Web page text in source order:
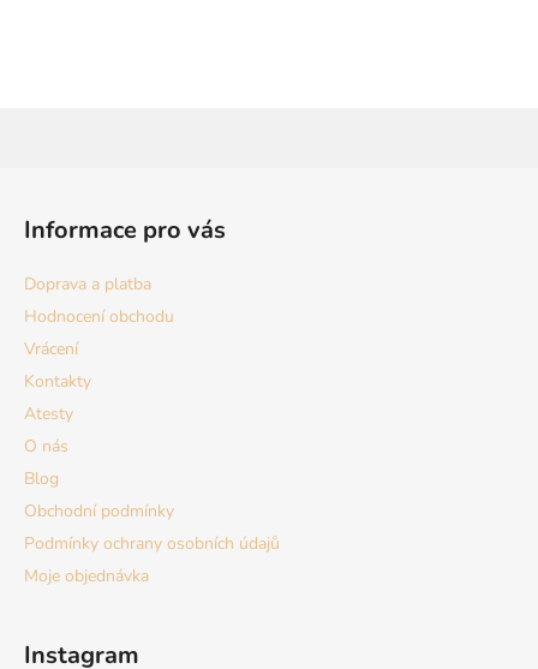
Informace pro vás
Doprava a platba
Hodnocení obchodu
Vrácení
Kontakty
Atesty
O nás
Blog
Obchodní podmínky
Podmínky ochrany osobních údajů
Moje objednávka
Instagram